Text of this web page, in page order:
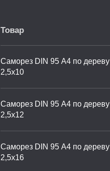
Товар
Саморез DIN 95 А4 по дереву
2,5х10
Саморез DIN 95 А4 по дереву
2,5х12
Саморез DIN 95 А4 по дереву
2,5х16